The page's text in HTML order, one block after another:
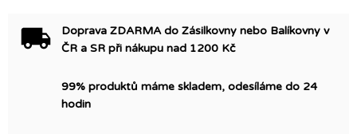
Doprava ZDARMA do Zásilkovny nebo Balíkovny v
ČR a SR při nákupu nad 1200 Kč
99% produktů máme skladem, odesíláme do 24
hodin